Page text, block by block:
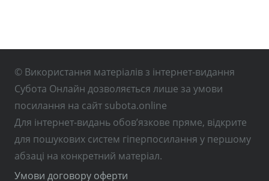
© Використання матеріалів з інтернет-видання
Субота Онлайн дозволяється лише за умови
посилання на сайт subota.online
Для інтернет-видань обов’язкове пряме, відкрите
для пошукових систем гіперпосилання у першому
абзаці на конкретний матеріал.
Умови договору оферти